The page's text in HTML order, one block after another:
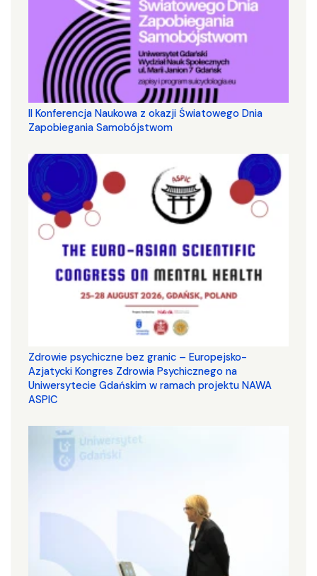
II Konferencja Naukowa z okazji Światowego Dnia
Zapobiegania Samobójstwom
Zdrowie psychiczne bez granic – Europejsko-
Azjatycki Kongres Zdrowia Psychicznego na
Uniwersytecie Gdańskim w ramach projektu NAWA
ASPIC